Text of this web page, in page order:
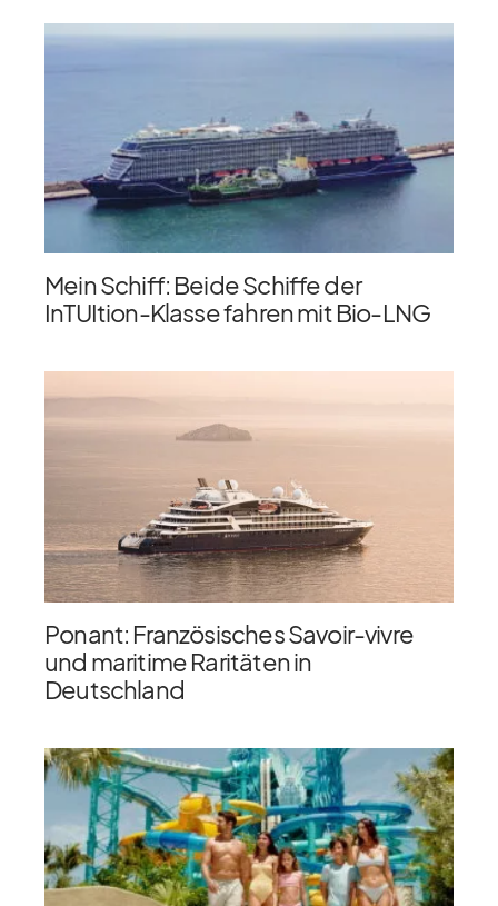
Mein Schiff: Beide Schiffe der
InTUItion-Klasse fahren mit Bio-LNG
Ponant: Französisches Savoir-vivre
und maritime Raritäten in
Deutschland